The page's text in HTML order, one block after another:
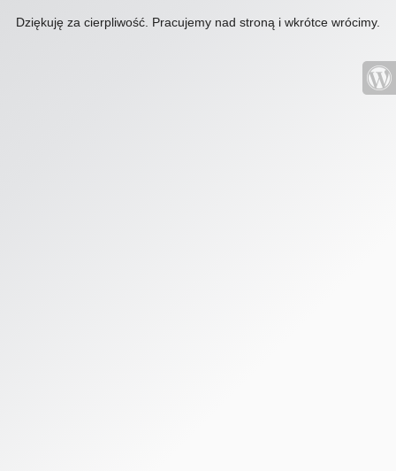
Dziękuję za cierpliwość. Pracujemy nad stroną i wkrótce wrócimy.